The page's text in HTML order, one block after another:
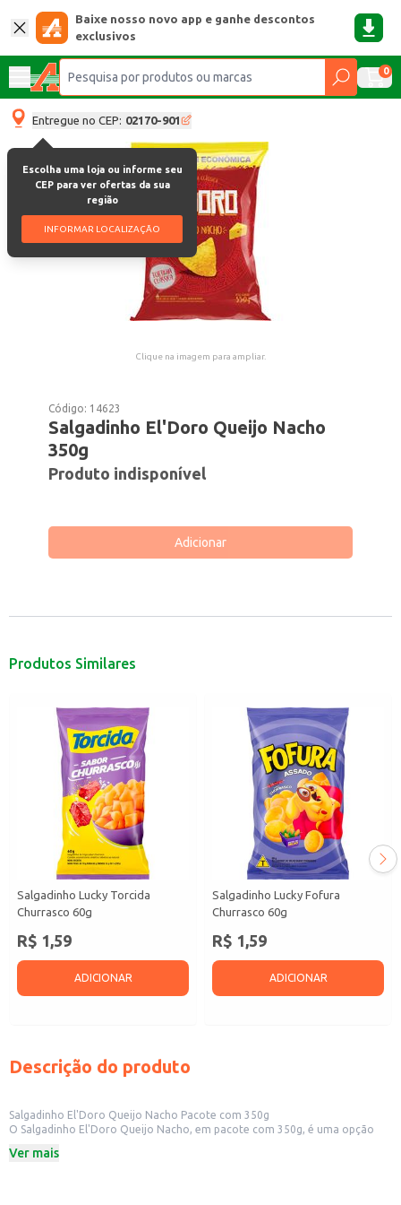
Baixe nosso novo app e ganhe descontos
exclusivos
0
Entregue no CEP: 02170-901
Escolha uma loja ou informe seu
CEP para ver ofertas da sua
região
INFORMAR LOCALIZAÇÃO
Clique na imagem para ampliar.
Código: 14623
Salgadinho El'Doro Queijo Nacho
350g
Produto indisponível
Adicionar
Produtos Similares
Salgadinho Lucky Torcida
Churrasco 60g
R$ 1,59
ADICIONAR
Salgadinho Lucky Fofura
Churrasco 60g
R$ 1,59
ADICIONAR
Descrição do produto
Salgadinho El'Doro Queijo Nacho Pacote com 350g
O Salgadinho El'Doro Queijo Nacho, em pacote com 350g, é uma opção
manuseio e armazenamento, sendo ideal para revenda em pequenos
Ver mais